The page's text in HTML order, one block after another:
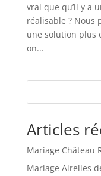
vrai que qu’il y a
réalisable ? Nous
une solution plus
on...
Articles
Mariage Château
Mariage Airelles